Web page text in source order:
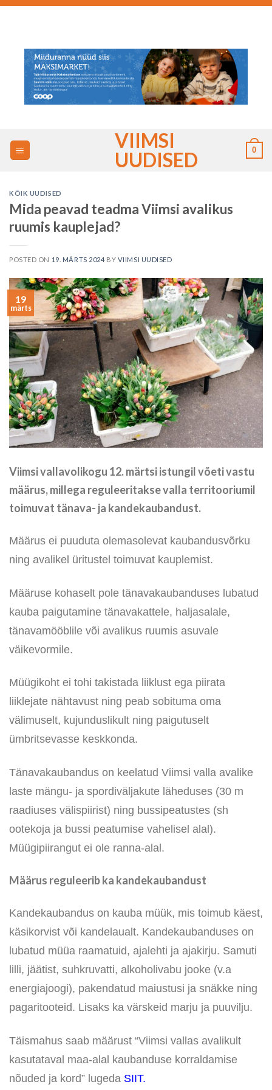
Skip
VIIMSI
UUDISED
0
KÕIK UUDISED
Mida peavad teadma Viimsi avalikus
ruumis kauplejad?
POSTED ON 19. MÄRTS 2024 BY VIIMSI UUDISED
19
märts
Viimsi vallavolikogu 12. märtsi istungil võeti vastu
määrus, millega reguleeritakse valla territooriumil
toimuvat tänava- ja kandekaubandust.
Määrus ei puuduta olemasolevat kaubandusvõrku
ning avalikel üritustel toimuvat kauplemist.
Määruse kohaselt pole tänavakaubanduses lubatud
kauba paigutamine tänavakattele, haljasalale,
tänavamööblile või avalikus ruumis asuvale
väikevormile.
Müügikoht ei tohi takistada liiklust ega piirata
liiklejate nähtavust ning peab sobituma oma
välimuselt, kujunduslikult ning paigutuselt
ümbritsevasse keskkonda.
Tänavakaubandus on keelatud Viimsi valla avalike
laste mängu- ja spordiväljakute läheduses (30 m
raadiuses välispiirist) ning bussipeatustes (sh
ootekoja ja bussi peatumise vahelisel alal).
Müügipiirangut ei ole ranna-alal.
Määrus reguleerib ka kandekaubandust
Kandekaubandus on kauba müük, mis toimub käest,
käsikorvist või kandelaualt. Kandekaubanduses on
lubatud müüa raamatuid, ajalehti ja ajakirju. Samuti
lilli, jäätist, suhkruvatti, alkoholivabu jooke (v.a
energiajoogi), pakendatud maiustusi ja snäkke ning
pagaritooteid. Lisaks ka värskeid marju ja puuvilju.
Täismahus saab määrust “Viimsi vallas avalikult
kasutataval maa-alal kaubanduse korraldamise
nõuded ja kord” lugeda SIIT.